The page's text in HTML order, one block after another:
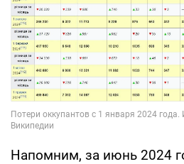
Напомним, за июнь 2024